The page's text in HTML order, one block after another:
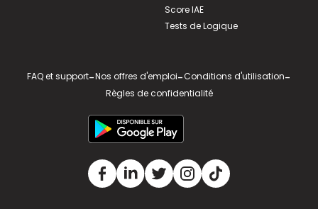
Score IAE
Tests de Logique
FAQ et support-Nos offres d'emploi-Conditions d'utilisation-
Règles de confidentialité